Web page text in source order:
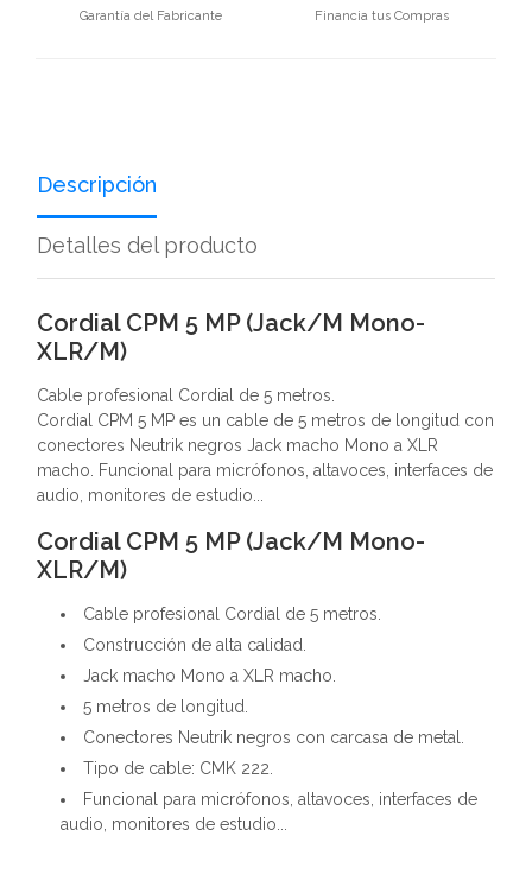
Garantía del Fabricante Financia tus Compras
Descripción
Detalles del producto
Cordial CPM 5 MP (Jack/M Mono-
XLR/M)
Cable profesional Cordial de 5 metros.
Cordial CPM 5 MP es un cable de 5 metros de longitud con
conectores Neutrik negros Jack macho Mono a XLR
macho. Funcional para micrófonos, altavoces, interfaces de
audio, monitores de estudio...
Cordial CPM 5 MP (Jack/M Mono-
XLR/M)
Cable profesional Cordial de 5 metros.
Construcción de alta calidad.
Jack macho Mono a XLR macho.
5 metros de longitud.
Conectores Neutrik negros con carcasa de metal.
Tipo de cable: CMK 222.
Funcional para micrófonos, altavoces, interfaces de
audio, monitores de estudio...